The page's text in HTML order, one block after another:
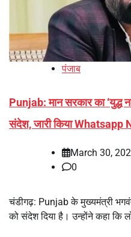
पंजाब
Punjab: मान सरकार का ‘युद्ध
संदेश, जारी किया Whatsapp
March 30,
0
चंडीगढ़: Punjab के मुख्यमंत्री
को संदेश दिया है। उन्होंने कहा कि